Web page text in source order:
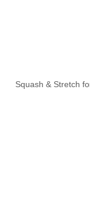
Squash & Stretch